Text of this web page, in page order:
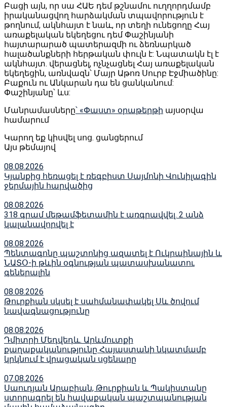
Բացի այն, որ սա ՀԱԵ դեմ թշնամու ուղղորդմամբ
իրականացվող հարձակման տպավորություն է
թողնում, ակնհայտ է նաև, որ տեղի ունեցողը Հայ
առաքելական եկեղեցու դեմ Փաշինյանի
հայտարարած պատերազմի ու ձեռնարկած
հալածանքների հերթական փուլն է: Նպատակն էլ է
ակնհայտ. վերացնել, ոչնչացնել Հայ առաքելական
եկեղեցին, առնվազն՝ Մայր Աթոռ Սուրբ Էջմիածինը:
Բաքուն ու Անկարան դա են ցանկանում:
Փաշինյանը՝ ևս:
Մանրամասները՝ «Փաստ» օրաթերթի այսօրվա
համարում
Կարող եք կիսվել սոց․ ցանցերում
Այս թեմայով
08.08.2026
Կյանքից հեռացել է ռեգբիստ Սայմոնի Վունիլագին
ջերմային հարվածից
08.08.2026
318 գրամ մեթամֆետամին է առգրավվել․ 2 անձ
կալանավորվել է
08.08.2026
Պենտագոնը պաշտոնից ազատել է Ուկրաինային և
ՆԱՏՕ-ի թևին օգնության պատասխանատու
գեներալին
08.08.2026
Թուրքիան սկսել է սահմանափակել Սև ծովում
նավագնացությունը
08.08.2026
Դմիտրի Մեդվեդև. Արևմուտքի
քաղաքականությունը Հայաստանի նկատմամբ
կրկնում է վրացական սցենարը
07.08.2026
Սաուդյան Արաբիան, Թուրքիան և Պակիստանը
ստորագրել են հավաքական պաշտպանության